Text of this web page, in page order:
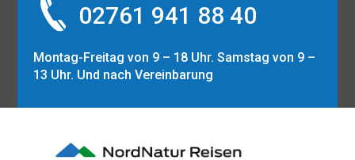
02761 941 88 40
Montag-Freitag von 9 – 18 Uhr. Samstag von 9 –
13 Uhr. Und nach Vereinbarung